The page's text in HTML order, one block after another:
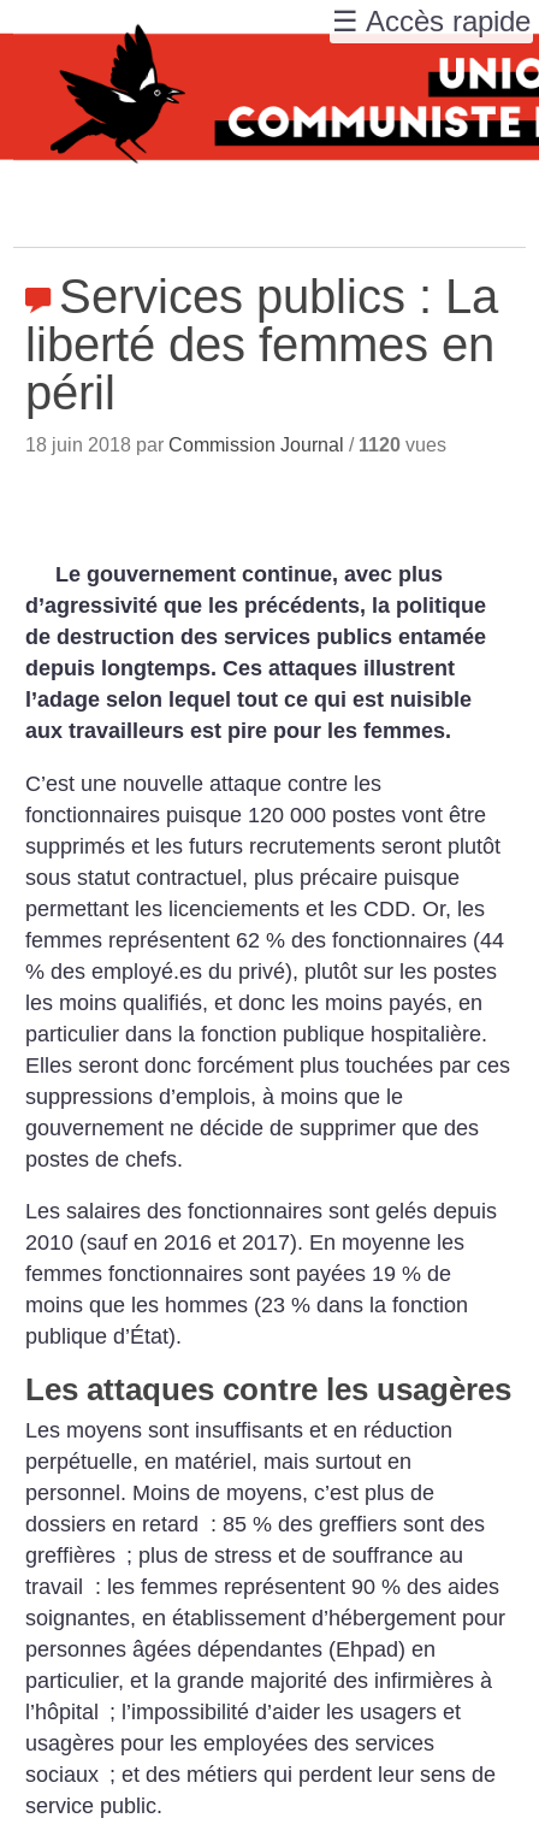
Services publics : La
liberté des femmes en
péril
18 juin 2018 parCommission Journal / 1120 vues
Le gouvernement continue, avec plus
d’agressivité que les précédents, la politique
de destruction des services publics entamée
depuis longtemps. Ces attaques illustrent
l’adage selon lequel tout ce qui est nuisible
aux travailleurs est pire pour les femmes.
C’est une nouvelle attaque contre les
fonctionnaires puisque 120 000 postes vont être
supprimés et les futurs recrutements seront plutôt
sous statut contractuel, plus précaire puisque
permettant les licenciements et les CDD. Or, les
femmes représentent 62 % des fonctionnaires (44
% des employé.es du privé), plutôt sur les postes
les moins qualifiés, et donc les moins payés, en
particulier dans la fonction publique hospitalière.
Elles seront donc forcément plus touchées par ces
suppressions d’emplois, à moins que le
gouvernement ne décide de supprimer que des
postes de chefs.
Les salaires des fonctionnaires sont gelés depuis
2010 (sauf en 2016 et 2017). En moyenne les
femmes fonctionnaires sont payées 19 % de
moins que les hommes (23 % dans la fonction
publique d’État).
Les attaques contre les usagères
Les moyens sont insuffisants et en réduction
perpétuelle, en matériel, mais surtout en
personnel. Moins de moyens, c’est plus de
dossiers en retard : 85 % des greffiers sont des
greffières ; plus de stress et de souffrance au
travail : les femmes représentent 90 % des aides
soignantes, en établissement d’hébergement pour
personnes âgées dépendantes (Ehpad) en
particulier, et la grande majorité des infirmières à
l’hôpital ; l’impossibilité d’aider les usagers et
usagères pour les employées des services
sociaux ; et des métiers qui perdent leur sens de
service public.
☰ Accès rapide